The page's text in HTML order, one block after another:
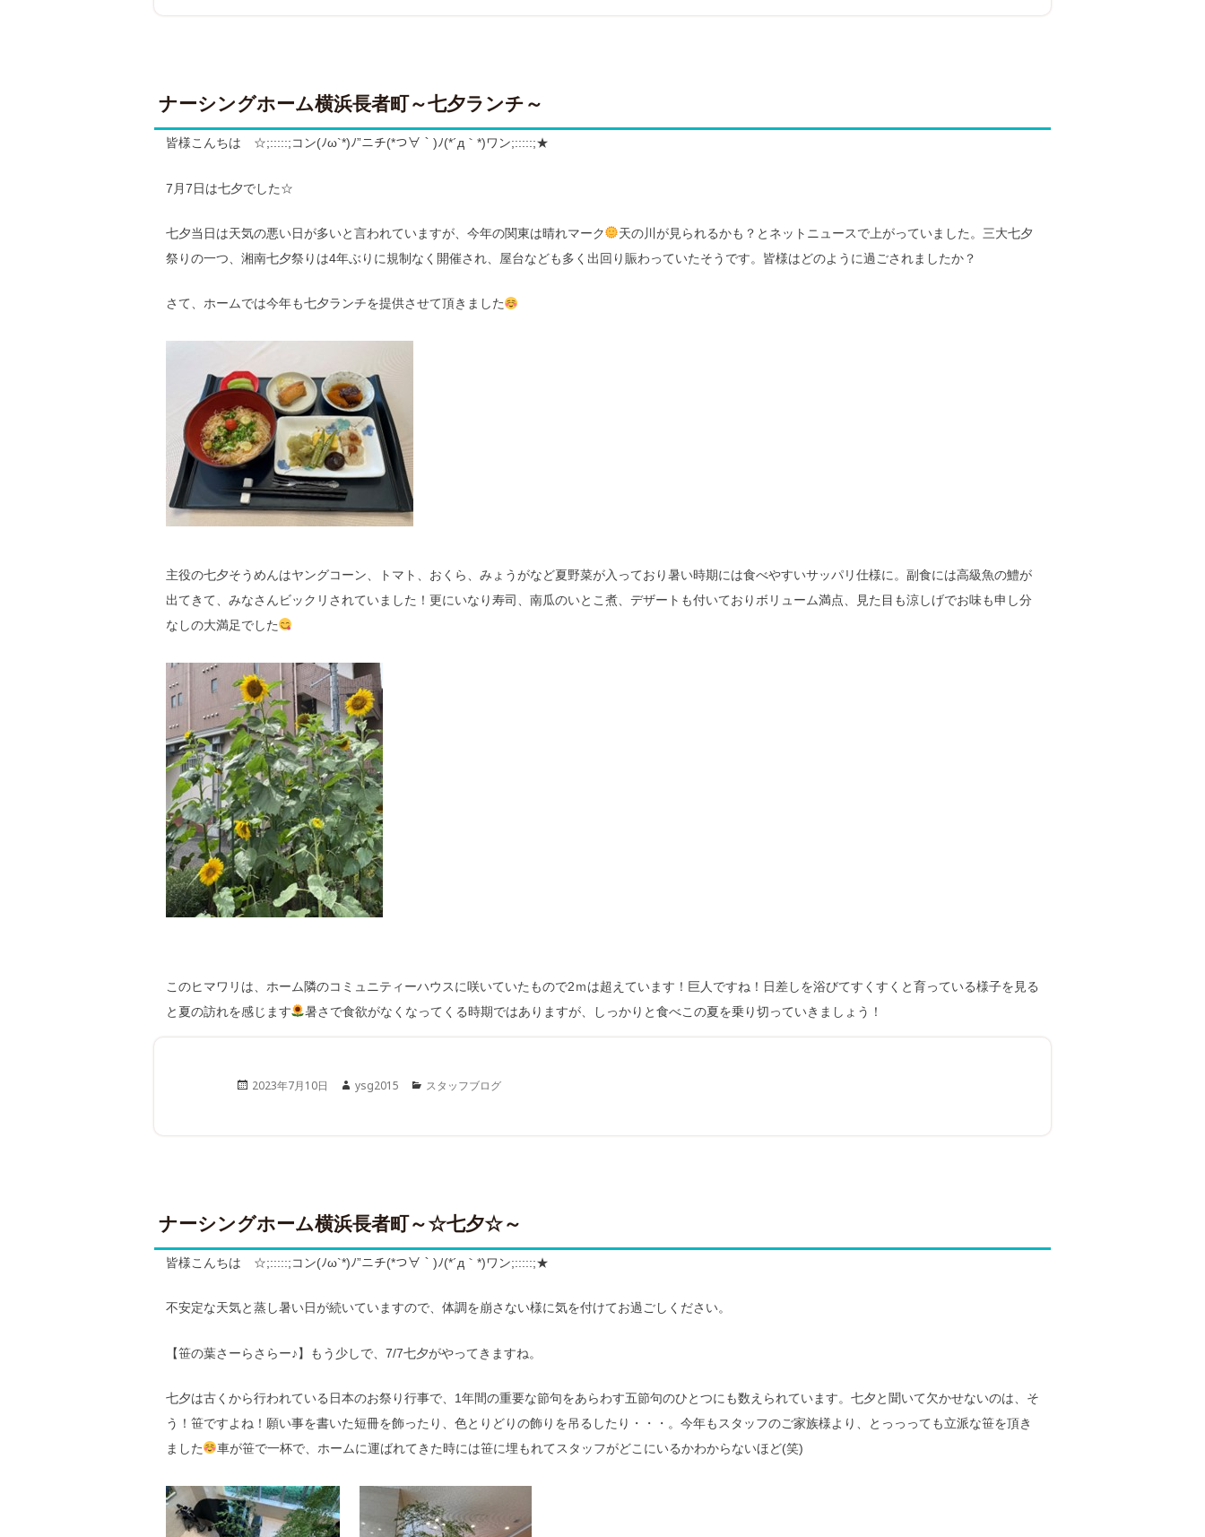
ナーシングホーム横浜長者町～七夕ランチ～
皆様こんちは ☆;:::::;コン(ﾉω`*)ﾉ”ニチ(*つ∀｀)ﾉ(*´д｀*)ワン;:::::;★
7月7日は七夕でした☆
七夕当日は天気の悪い日が多いと言われていますが、今年の関東は晴れマーク
天の川が見られるかも？とネットニュースで上がっていました。三大七夕
祭りの一つ、湘南七夕祭りは4年ぶりに規制なく開催され、屋台なども多く出回り賑わっていたそうです。皆様はどのように過ごされましたか？
さて、ホームでは今年も七夕ランチを提供させて頂きました
主役の七夕そうめんはヤングコーン、トマト、おくら、みょうがなど夏野菜が入っており暑い時期には食べやすいサッパリ仕様に。副食には高級魚の鱧が
出てきて、みなさんビックリされていました！更にいなり寿司、南瓜のいとこ煮、デザートも付いておりボリューム満点、見た目も涼しげでお味も申し分
なしの大満足でした
このヒマワリは、ホーム隣のコミュニティーハウスに咲いていたもので2ｍは超えています！巨人ですね！日差しを浴びてすくすくと育っている様子を見る
と夏の訪れを感じます
暑さで食欲がなくなってくる時期ではありますが、しっかりと食べこの夏を乗り切っていきましょう！
Posted
2023年7月10日 Author
ysg2015 Categories
スタッフブログ
ナーシングホーム横浜長者町～☆七夕☆～
皆様こんちは ☆;:::::;コン(ﾉω`*)ﾉ”ニチ(*つ∀｀)ﾉ(*´д｀*)ワン;:::::;★
不安定な天気と蒸し暑い日が続いていますので、体調を崩さない様に気を付けてお過ごしください。
【笹の葉さーらさらー♪】もう少しで、7/7七夕がやってきますね。
七夕は古くから行われている日本のお祭り行事で、1年間の重要な節句をあらわす五節句のひとつにも数えられています。七夕と聞いて欠かせないのは、そ
う！笹ですよね！願い事を書いた短冊を飾ったり、色とりどりの飾りを吊るしたり・・・。今年もスタッフのご家族様より、とっっっても立派な笹を頂き
ました
車が笹で一杯で、ホームに運ばれてきた時には笹に埋もれてスタッフがどこにいるかわからないほど(笑)